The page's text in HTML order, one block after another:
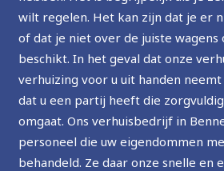
wilt regelen. Het kan zijn dat je er
of dat je niet over de juiste wagens
beschikt. In het geval dat onze
verhuizing voor u uit handen
dat u een partij heeft die
omgaat. Ons verhuisbedrijf in
personeel die uw eigendommen
behandeld. Ze daar onze snelle en